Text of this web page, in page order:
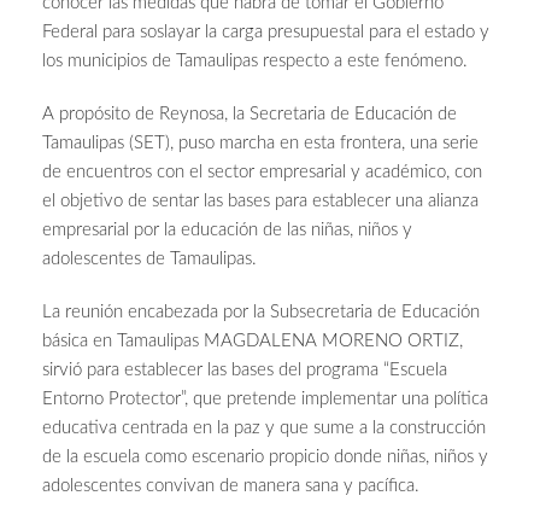
Federal para soslayar la carga presupuestal para el estado y
los municipios de Tamaulipas respecto a este fenómeno.
A propósito de Reynosa, la Secretaria de Educación de
Tamaulipas (SET), puso marcha en esta frontera, una serie
de encuentros con el sector empresarial y académico, con
el objetivo de sentar las bases para establecer una alianza
empresarial por la educación de las niñas, niños y
adolescentes de Tamaulipas.
La reunión encabezada por la Subsecretaria de Educación
básica en Tamaulipas MAGDALENA MORENO ORTIZ,
sirvió para establecer las bases del programa “Escuela
Entorno Protector”, que pretende implementar una política
educativa centrada en la paz y que sume a la construcción
de la escuela como escenario propicio donde niñas, niños y
adolescentes convivan de manera sana y pacífica.